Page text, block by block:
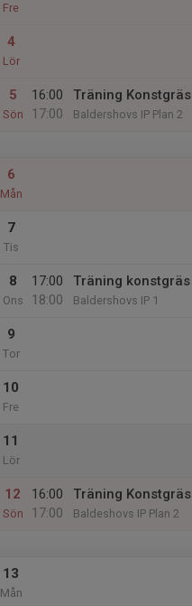
Fre
4
Lör
5
Sön
16:00
17:00
Träning Konstgräs
Baldershovs IP Plan 2
6
Mån
7
Tis
8
Ons
17:00
18:00
Träning konstgräs
Baldershovs IP 1
9
Tor
10
Fre
11
Lör
12
Sön
16:00
17:00
Träning Konstgräs
Baldeshovs IP Plan 2
13
Mån